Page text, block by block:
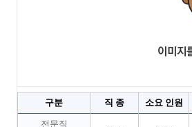
구분 직 종 소요 인원
전문직